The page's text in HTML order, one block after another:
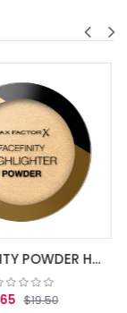
$7.75
AGREGAR AL